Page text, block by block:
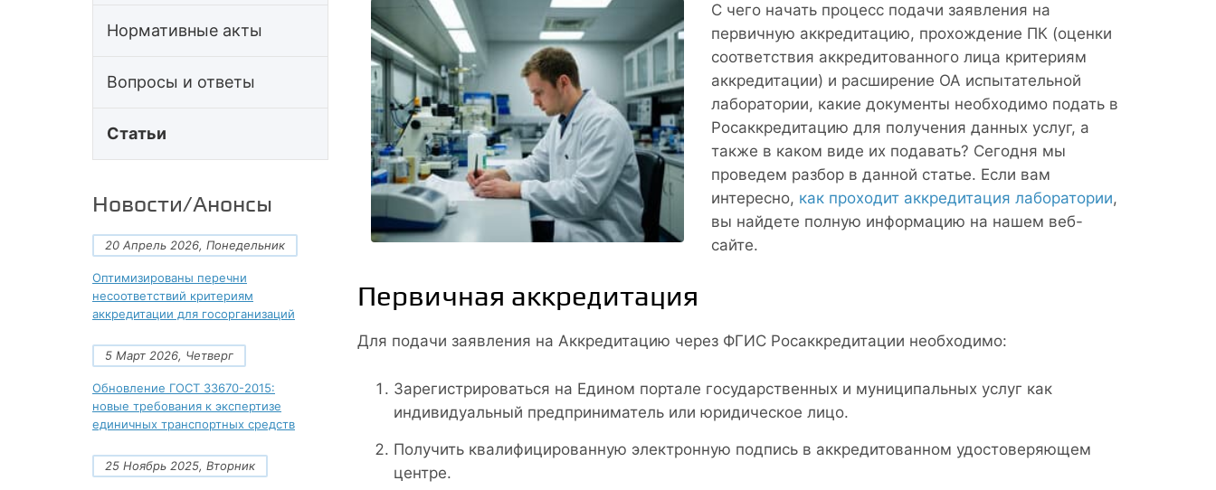
Нормативные акты
Вопросы и ответы
Статьи
Новости/Анонсы
20 Апрель 2026, Понедельник
Оптимизированы перечни
несоответствий критериям
аккредитации для госорганизаций
5 Март 2026, Четверг
Обновление ГОСТ 33670-2015:
новые требования к экспертизе
единичных транспортных средств
25 Ноябрь 2025, Вторник
С чего начать процесс подачи заявления на
первичную аккредитацию, прохождение ПК (оценки
соответствия аккредитованного лица критериям
аккредитации) и расширение ОА испытательной
лаборатории, какие документы необходимо подать в
Росаккредитацию для получения данных услуг, а
также в каком виде их подавать? Сегодня мы
проведем разбор в данной статье. Если вам
интересно, как проходит аккредитация лаборатории,
вы найдете полную информацию на нашем веб-
сайте.
Первичная аккредитация
Для подачи заявления на Аккредитацию через ФГИС Росаккредитации необходимо:
Зарегистрироваться на Едином портале государственных и муниципальных услуг как
индивидуальный предприниматель или юридическое лицо.
Получить квалифицированную электронную подпись в аккредитованном удостоверяющем
центре.